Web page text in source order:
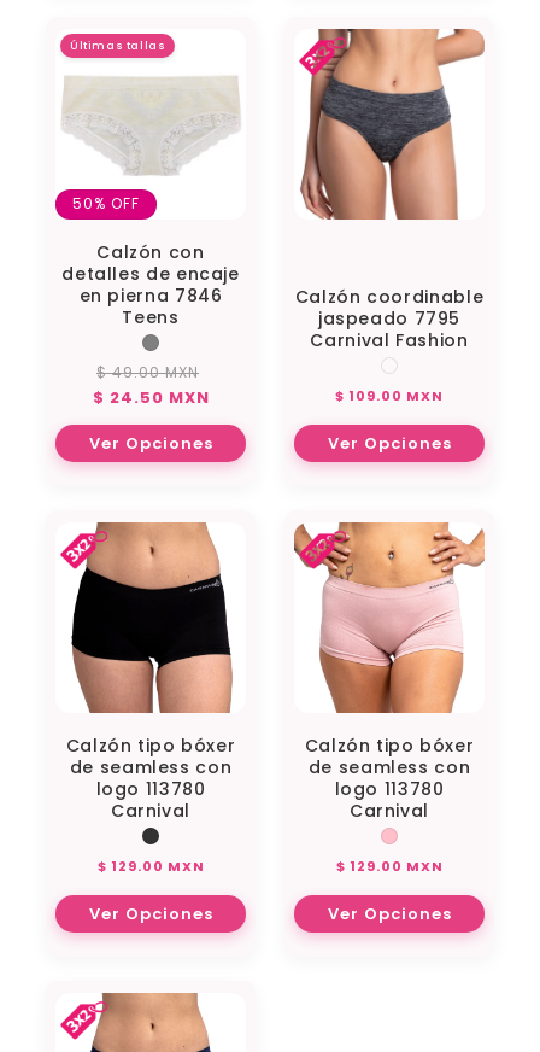
Últimas tallas
50% OFF
Calzón con
detalles de encaje
en pierna 7846
Teens
Precio
$ 49.00 MXN
Precio
oferta
$ 24.50 MXN
Ver Opciones
Calzón coordinable
jaspeado 7795
Carnival Fashion
Precio
habitual
$ 109.00 MXN
Ver Opciones
Calzón tipo bóxer
de seamless con
logo 113780
Carnival
Precio
habitual
$ 129.00 MXN
Ver Opciones
Calzón tipo bóxer
de seamless con
logo 113780
Carnival
Precio
habitual
$ 129.00 MXN
Ver Opciones